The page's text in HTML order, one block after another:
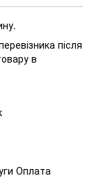
після
в
Оплата